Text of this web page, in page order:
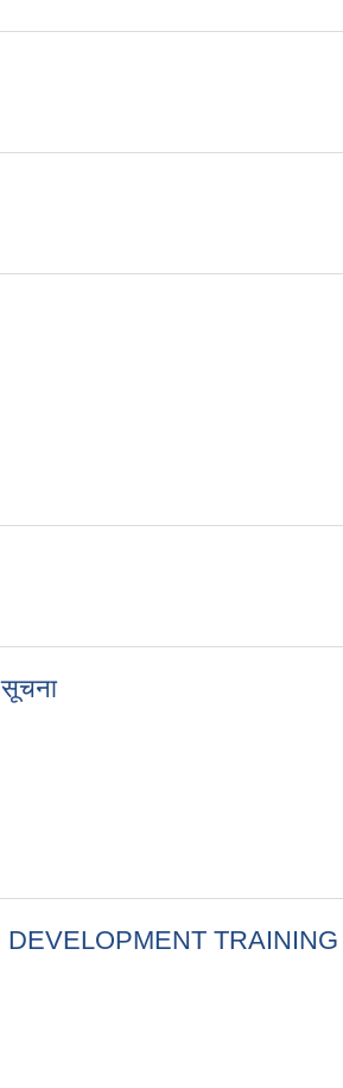
सूचना
TRAINING